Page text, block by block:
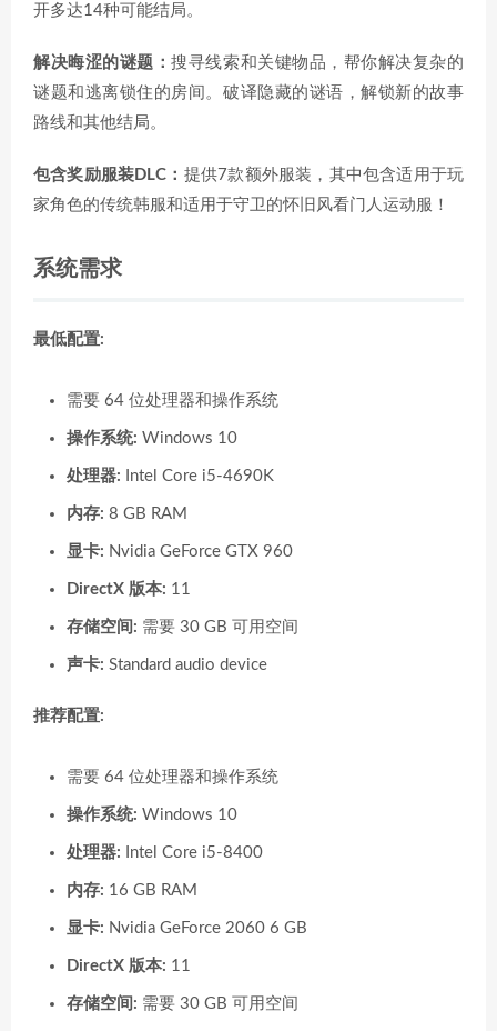
开多达14种可能结局。
解决晦涩的谜题：搜寻线索和关键物品，帮你解决复杂的
谜题和逃离锁住的房间。破译隐藏的谜语，解锁新的故事
路线和其他结局。
包含奖励服装DLC： 提供7款额外服装，其中包含适用于玩
家角色的传统韩服和适用于守卫的怀旧风看门人运动服！
系统需求
最低配置:
需要 64 位处理器和操作系统
操作系统: Windows 10
处理器: Intel Core i5-4690K
内存: 8 GB RAM
显卡: Nvidia GeForce GTX 960
DirectX 版本: 11
存储空间: 需要 30 GB 可用空间
声卡: Standard audio device
推荐配置:
需要 64 位处理器和操作系统
操作系统: Windows 10
处理器: Intel Core i5-8400
内存: 16 GB RAM
显卡: Nvidia GeForce 2060 6 GB
DirectX 版本: 11
存储空间: 需要 30 GB 可用空间